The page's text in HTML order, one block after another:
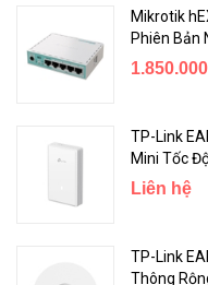
thấp PoE thay thế cho
Mô hình triển khai mẫu
Mikrotik
Phiên Bản
TP-Link
Mini Tốc
Liên hệ
TP-Link
Thông